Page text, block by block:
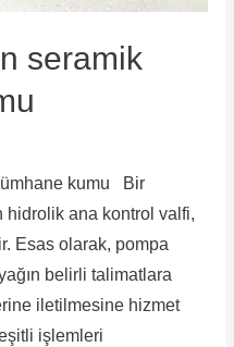
seramik
kumu Bir
ana kontrol valfi,
Esas olarak, pompa
belirli talimatlara
iletilmesine hizmet
işlemleri